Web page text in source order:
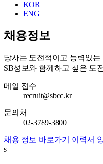
KOR
ENG
채용정보
당사는 도전적이고 능력있
SB성보와 함께하고 싶은 도
메일 접수
recruit@sbcc.kr
문의처
02-3789-3800
채용 정보 바로가기
이력서
s